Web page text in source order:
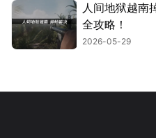
人间地狱越南
全攻略！
2026-05-29